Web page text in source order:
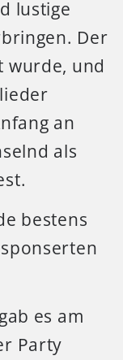
lustige
Der
wurde, und
an
als
bestens
es am
Party